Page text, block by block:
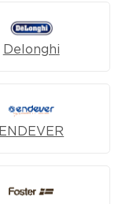
Delonghi
ENDEVER